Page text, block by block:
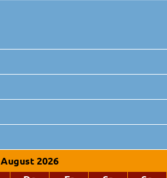
August 2026